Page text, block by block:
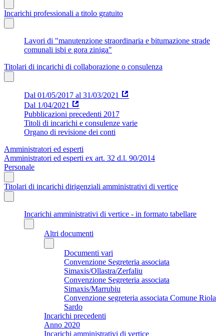
Incarichi professionali a titolo gratuito
Lavori di "manutenzione straordinaria e bitumazione strade
comunali isbi e gora ziniga"
Titolari di incarichi di collaborazione o consulenza
Dal 01/05/2017 al 31/03/2021
Dal 1/04/2021
Pubblicazioni precedenti 2017
Titoli di incarichi e consulenze varie
Organo di revisione dei conti
Amministratori ed esperti
Amministratori ed esperti ex art. 32 d.l. 90/2014
Personale
Titolari di incarichi dirigenziali amministrativi di vertice
Incarichi amministrativi di vertice - in formato tabellare
Altri documenti
Documenti vari
Convenzione Segreteria associata
Simaxis/Ollastra/Zerfaliu
Convenzione Segreteria associata
Simaxis/Marrubiu
Convenzione segreteria associata Comune Riola
Sardo
Incarichi precedenti
Anno 2020
Incarichi amministrativi di vertice